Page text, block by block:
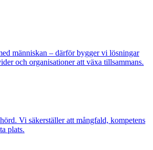
människan – därför bygger vi lösningar
och organisationer att växa tillsammans.
Vi säkerställer att mångfald, kompetens
plats.